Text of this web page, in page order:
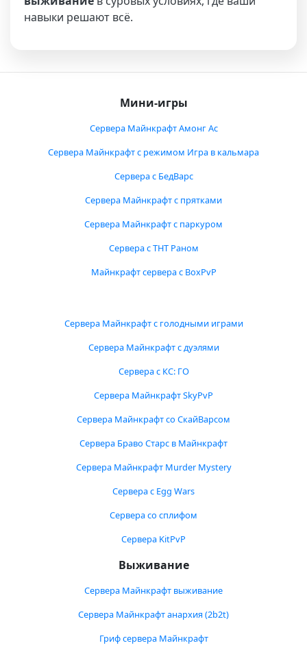
навыки решают всё.
Мини-игры
Сервера Майнкрафт Амонг Ас
Сервера Майнкрафт с режимом Игра в кальмара
Сервера с БедВарс
Сервера Майнкрафт с прятками
Сервера Майнкрафт с паркуром
Сервера с ТНТ Раном
Майнкрафт сервера с BoxPvP
Сервера Майнкрафт с голодными играми
Сервера Майнкрафт с дуэлями
Сервера с КС: ГО
Сервера Майнкрафт SkyPvP
Сервера Майнкрафт со СкайВарсом
Сервера Браво Старс в Майнкрафт
Сервера Майнкрафт Murder Mystery
Сервера с Egg Wars
Сервера со сплифом
Сервера KitPvP
Выживание
Сервера Майнкрафт выживание
Сервера Майнкрафт анархия (2b2t)
Гриф сервера Майнкрафт